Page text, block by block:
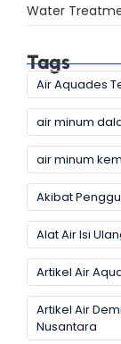
Water
Tags
Air Aquades
air minum
air minum
Akibat
Alat Air Isi
Artikel Air
Artikel Air
Nusantara